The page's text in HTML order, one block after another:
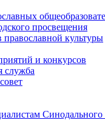
просвещения
православной культуры
и конкурсов
служба